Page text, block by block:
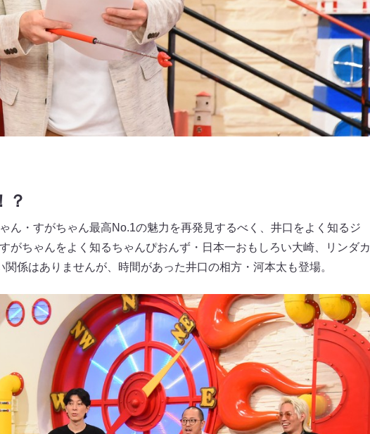
？
ん・すがちゃん最高No.1の魅力を再発見するべく、井口をよく知るジ
がちゃんをよく知るちゃんぴおんず・日本一おもしろい大崎、リンダカ
係はありませんが、時間があった井口の相方・河本太も登場。